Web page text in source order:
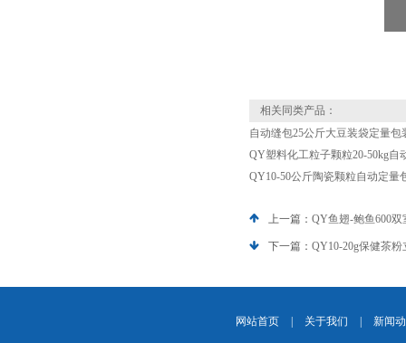
相关同类产品：
自动缝包25公斤大豆装袋定量包
QY塑料化工粒子颗粒20-50kg自
QY10-50公斤陶瓷颗粒自动定量
上一篇： QY鱼翅-鲍鱼600
下一篇： QY10-20g保健茶
网站首页 关于我们 新闻